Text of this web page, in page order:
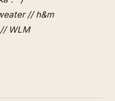
// h&m
WLM